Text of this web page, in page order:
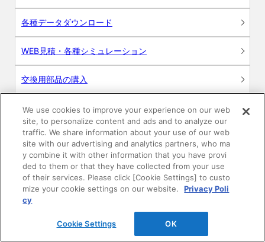
各種データダウンロード
WEB見積・各種シミュレーション
交換用部品の購入
修理・点検
お問い合わせ
ログイン
建築・設計関係者様向けサイト
We use cookies to improve your experience on our web
site, to personalize content and ads and to analyze our
traffic. We share information about your use of our web
site with our advertising and analytics partners, who ma
y combine it with other information that you have provi
ded to them or that they have collected from your use
of their services. Please click [Cookie Settings] to custo
mize your cookie settings on our website.
Privacy Poli
cy
Cookie Settings OK